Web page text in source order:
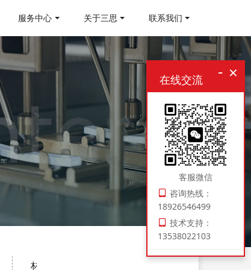
服务中心 关于三思 联系我们
材料制样机
×
-
在线交流
客服微信
咨询热线：
18926546499
技术支持：
13538022103